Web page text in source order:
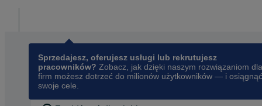
Sprzedajesz, oferujesz usługi lub rekrutujesz
pracowników? Zobacz, jak dzięki naszym rozwiązaniom dla
firm możesz dotrzeć do milionów użytkowników — i osiągnąć
swoje cele.